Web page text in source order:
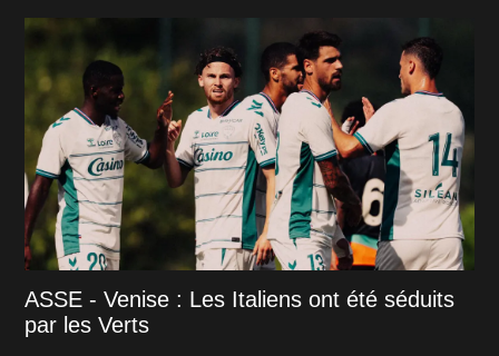
ASSE - Venise : Les Italiens ont été séduits
par les Verts